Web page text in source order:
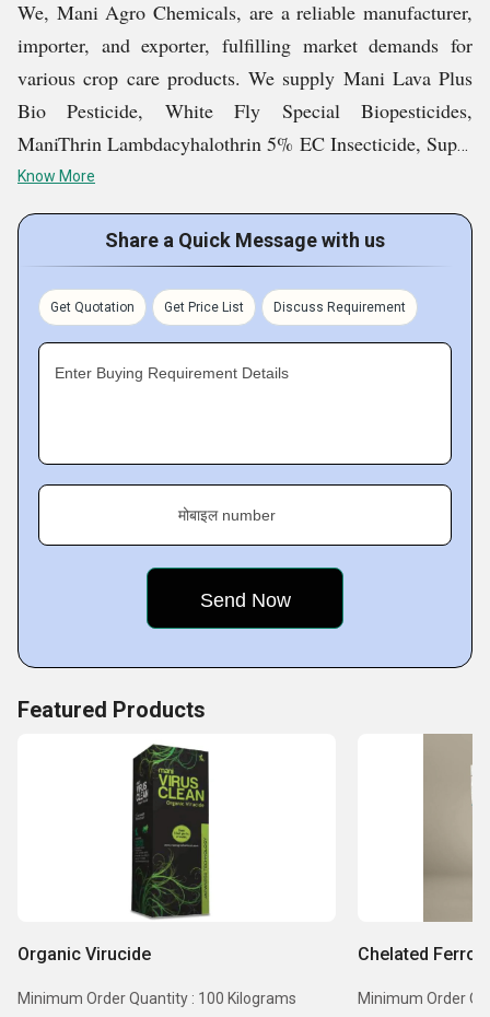
We, Mani Agro Chemicals, are a reliable manufacturer,
importer, and exporter, fulfilling market demands for
various crop care products. We supply Mani Lava Plus
Bio Pesticide, White Fly Special Biopesticides,
ManiThrin Lambdacyhalothrin 5% EC Insecticide, Super
Potassium Humate Shiny Powder, Plant Growth
Stimulant, White Bio Fungicide Powder, and many other
We have rich knowledge and experience of the industry,
which enables in bringing the best products. Our sound
facilities and diligent team further enhance our
Key Facts About Mani Agro Chemicals
Know More
Share a Quick Message with us
Get Quotation Get Price List Discuss Requirement
Enter Buying Requirement Details
मोबाइल number
Featured Products
Organic Virucide
Minimum Order Quantity : 100 Kilograms
Chelated
Minimum Order